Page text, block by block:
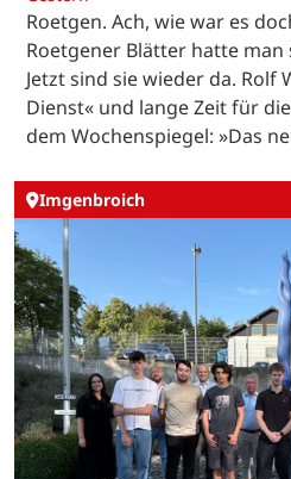
Roetgen. Ach, wie war es
Roetgener Blätter hatte
Jetzt sind sie wieder da. Rolf
Dienst« und lange Zeit für
dem Wochenspiegel: »Das
Imgenbroich